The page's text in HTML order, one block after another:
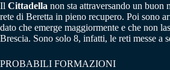
Il Cittadella non sta attraversando un buon
rete di Beretta in pieno recupero. Poi sono
dato che emerge maggiormente e che non
Brescia. Sono solo 8, infatti, le reti messe a
PROBABILI FORMAZIONI